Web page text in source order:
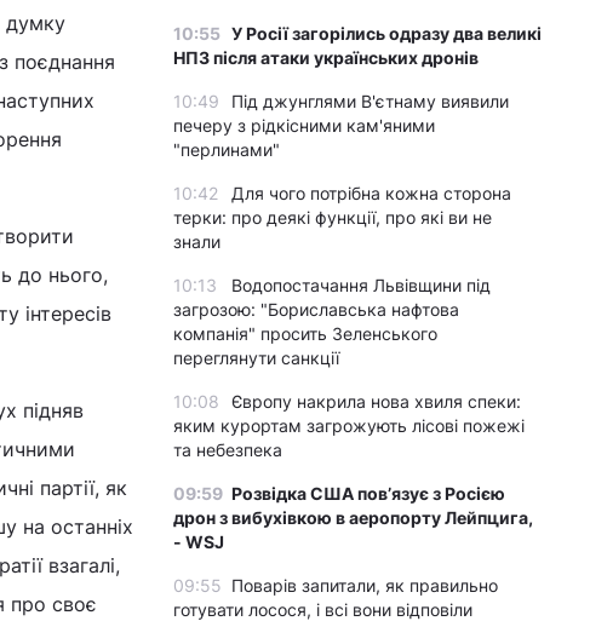
думку
поєднання
до нього,
інтересів
підняв
партії, як
на останніх
взагалі,
про своє
10:55 У Росії загорілись одразу два великі
НПЗ після атаки українських дронів
10:49
Під джунглями В'єтнаму виявили
печеру з рідкісними кам'яними
"перлинами"
10:42
Для чого потрібна кожна сторона
терки: про деякі функції, про які ви не
знали
10:13
Водопостачання Львівщини під
загрозою: "Бориславська нафтова
компанія" просить Зеленського
переглянути санкції
10:08
Європу накрила нова хвиля спеки:
яким курортам загрожують лісові пожежі
та небезпека
09:59 Розвідка США пов’язує з Росією
дрон з вибухівкою в аеропорту Лейпцига,
- WSJ
09:55 Поварів запитали, як правильно
готувати лосося, і всі вони відповіли